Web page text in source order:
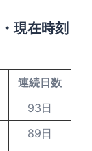
現在時刻
連続日数
93日
89日